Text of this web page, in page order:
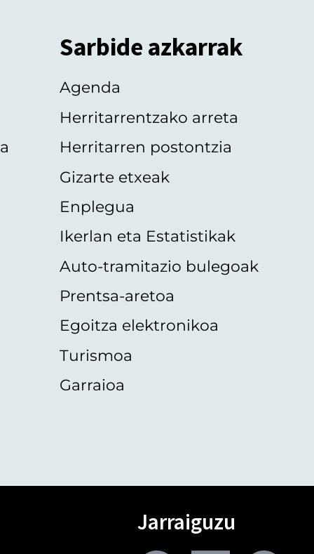
Sarbide azkarrak
Agenda
Herritarrentzako arreta
Herritarren postontzia
Gizarte etxeak
Enplegua
Ikerlan eta Estatistikak
Auto-tramitazio bulegoak
Prentsa-aretoa
Egoitza elektronikoa
Turismoa
Garraioa
Jarraiguzu